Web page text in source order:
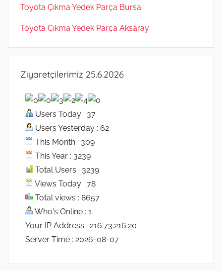
Toyota Çıkma Yedek Parça Bursa
Toyota Çıkma Yedek Parça Aksaray
Ziyaretçilerimiz 25.6.2026
Users Today : 37
Users Yesterday : 62
This Month : 309
This Year : 3239
Total Users : 3239
Views Today : 78
Total views : 8657
Who's Online : 1
Your IP Address : 216.73.216.20
Server Time : 2026-08-07